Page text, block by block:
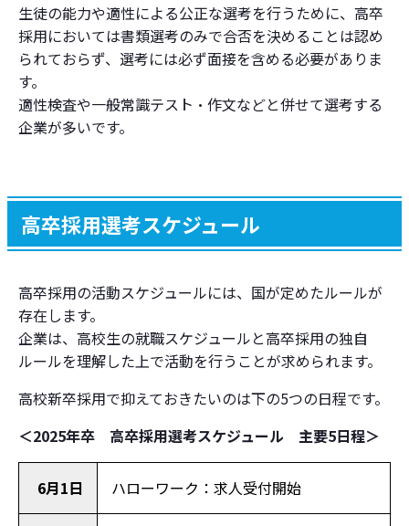
生徒の能力や適性による公正な選考を行うために、高卒
採用においては書類選考のみで合否を決めることは認め
られておらず、選考には必ず面接を含める必要がありま
す。
適性検査や一般常識テスト・作文などと併せて選考する
企業が多いです。
高卒採用選考スケジュール
高卒採用の活動スケジュールには、国が定めたルールが
存在します。
企業は、高校生の就職スケジュールと高卒採用の独自
ルールを理解した上で活動を行うことが求められます。
高校新卒採用で抑えておきたいのは下の5つの日程です。
＜2025年卒 高卒採用選考スケジュール 主要5日程＞
6月1日 ハローワーク：求人受付開始